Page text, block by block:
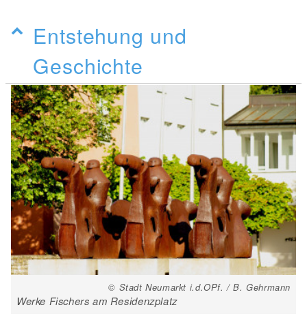
Entstehung und
Geschichte
© Stadt Neumarkt i.d.OPf. / B. Gehrmann
Werke Fischers am Residenzplatz